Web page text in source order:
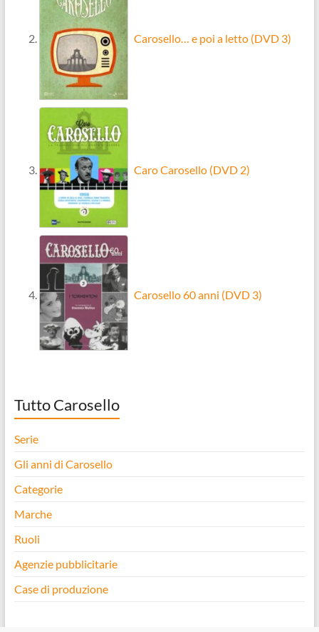
Carosello… e poi a letto (DVD 3)
Caro Carosello (DVD 2)
Carosello 60 anni (DVD 3)
Tutto Carosello
Serie
Gli anni di Carosello
Categorie
Marche
Ruoli
Agenzie pubblicitarie
Case di produzione